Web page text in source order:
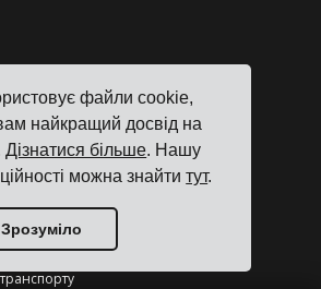
файли cookie,
найкращий досвід на
Дізнатися більше. Нашу
можна знайтитут.
Зрозуміло